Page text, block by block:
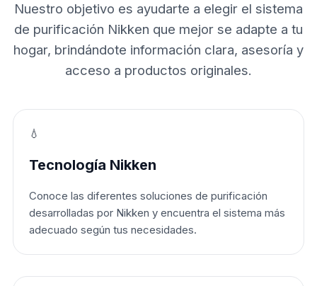
Nuestro objetivo es ayudarte a elegir el sistema
de purificación Nikken que mejor se adapte a tu
hogar, brindándote información clara, asesoría y
acceso a productos originales.
💧
Tecnología Nikken
Conoce las diferentes soluciones de purificación
desarrolladas por Nikken y encuentra el sistema más
adecuado según tus necesidades.